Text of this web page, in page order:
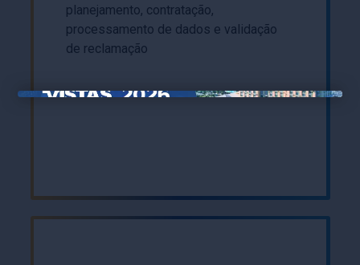
planejamento, contratação,
processamento de dados e validação
de reclamação